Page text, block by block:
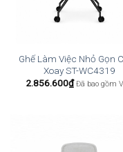
Ghế Làm Việc Nhỏ Gọn
Xoay ST-WC4319
2.856.600₫ Đã bao gồm